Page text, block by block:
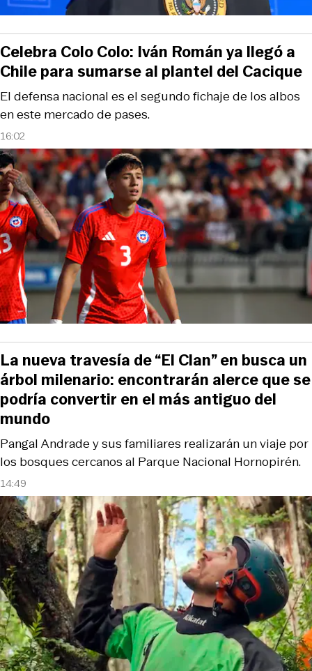
16:02
El defensa nacional es el segundo fichaje de los albos
en este mercado de pases.
Celebra Colo Colo: Iván Román ya llegó a
Chile para sumarse al plantel del Cacique
14:49
Pangal Andrade y sus familiares realizarán un viaje por
los bosques cercanos al Parque Nacional Hornopirén.
La nueva travesía de “El Clan” en busca un
árbol milenario: encontrarán alerce que se
podría convertir en el más antiguo del
mundo